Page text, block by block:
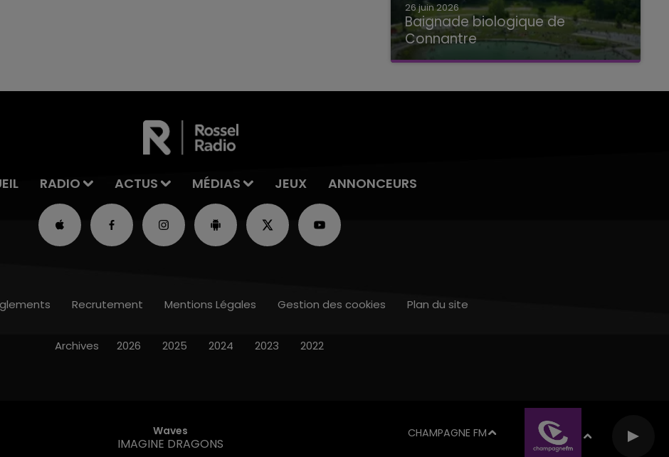
26 juin 2026
Baignade biologique de
Connantre
Baignade biologique de Connantre
RADIO ACTUS MÉDIAS JEUX ANNONCEURS
Waves
IMAGINE DRAGONS
CHAMPAGNE FM
Recrutement Mentions Légales Gestion des cookies Plan du site
Archives 2026 2025 2024 2023 2022